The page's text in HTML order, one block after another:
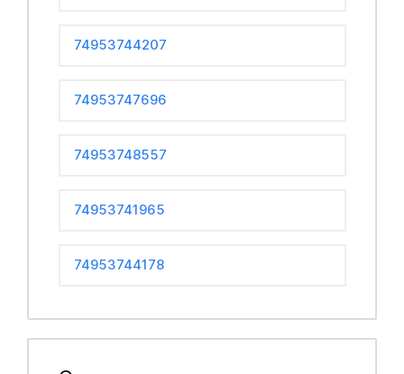
74953744207
74953747696
74953748557
74953741965
74953744178